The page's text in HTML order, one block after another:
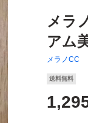
メラ
アム
メラノCC
送料無料